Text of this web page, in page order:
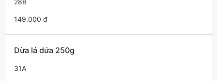
28B
149.000 đ
Dừa lá dứa 250g
31A